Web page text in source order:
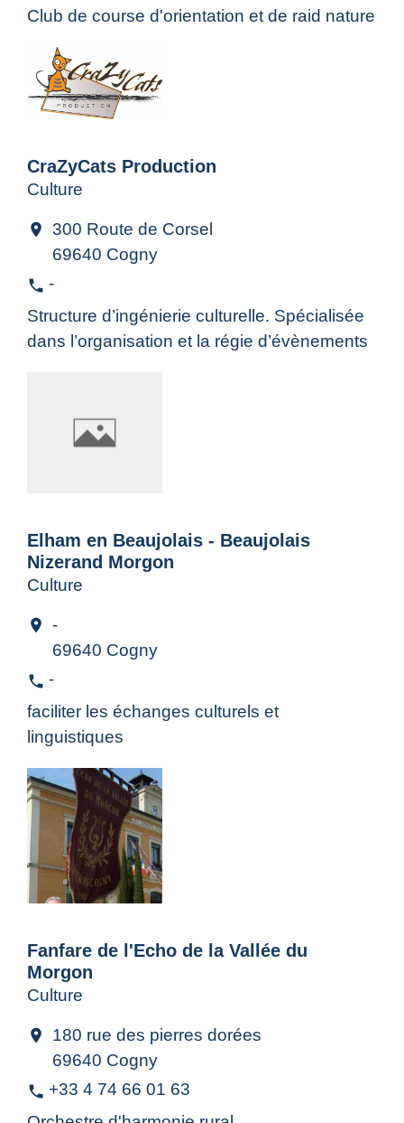
Club de course d'orientation et de raid nature
CraZyCats Production
Culture
location_on 300 Route de Corsel
69640 Cogny
phone -
Structure d’ingénierie culturelle. Spécialisée
dans l’organisation et la régie d’évènements
Elham en Beaujolais - Beaujolais
Nizerand Morgon
Culture
location_on -
69640 Cogny
phone -
faciliter les échanges culturels et
linguistiques
Fanfare de l'Echo de la Vallée du
Morgon
Culture
location_on
180 rue des pierres dorées
69640 Cogny
phone +33 4 74 66 01 63